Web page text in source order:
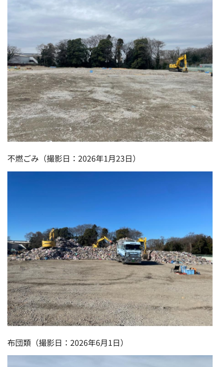
不燃ごみ（撮影日：2026年1月23日）
布団類（撮影日：2026年6月1日）